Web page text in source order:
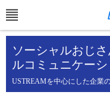
ソーシャルおじ
ルコミュニケー
USTREAMを中心にした企業